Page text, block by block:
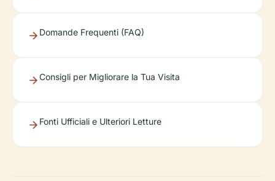
Domande Frequenti (FAQ)
Consigli per Migliorare la Tua Visita
Fonti Ufficiali e Ulteriori Letture